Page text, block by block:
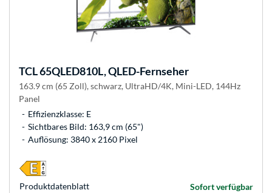
TCL65QLED810L, QLED-Fernseher
163.9 cm (65 Zoll), schwarz, UltraHD/4K, Mini-LED, 144Hz
Panel
Effizienzklasse: E
Sichtbares Bild: 163,9 cm (65")
Auflösung: 3840 x 2160 Pixel
Sofort verfügbar
Produkt­datenblatt